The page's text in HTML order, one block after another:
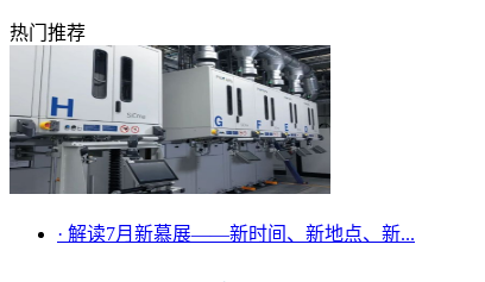
热门推荐
· 解读7月新慕展——新时间、新地点、新...